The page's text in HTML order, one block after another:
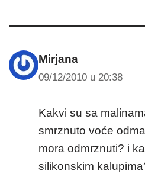
Mirjana
09/12/2010 u 20:38
Kakvi su sa
smrznuto voće
mora odmrznuti? i
silikonskim